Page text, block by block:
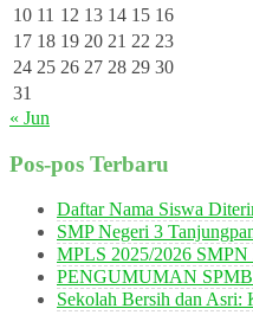
10 11 12 13 14 15 16
17 18 19 20 21 22 23
24 25 26 27 28 29 30
31
« Jun
Pos-pos Terbaru
Daftar Nama Siswa
SMP Negeri 3
MPLS 2025/2026 SMPN
PENGUMUMAN SPMB
Sekolah Bersih dan Asri: